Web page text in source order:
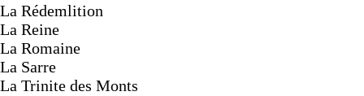
La Rédemlition
La Reine
La Romaine
La Sarre
La Trinite des Monts